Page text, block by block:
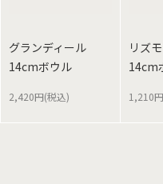
グランディール
14cmボウル
2,420円(税込)
リズ
14cm
1,210